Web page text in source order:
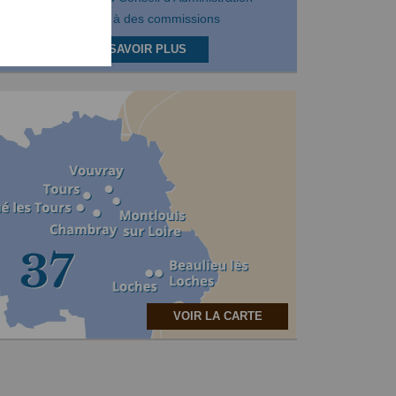
Participer à des commissions
EN SAVOIR PLUS
VOIR LA CARTE